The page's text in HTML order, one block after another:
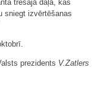
trešajā daļā, kas
sniegt izvērtēšanas
prezidents V.Zatlers